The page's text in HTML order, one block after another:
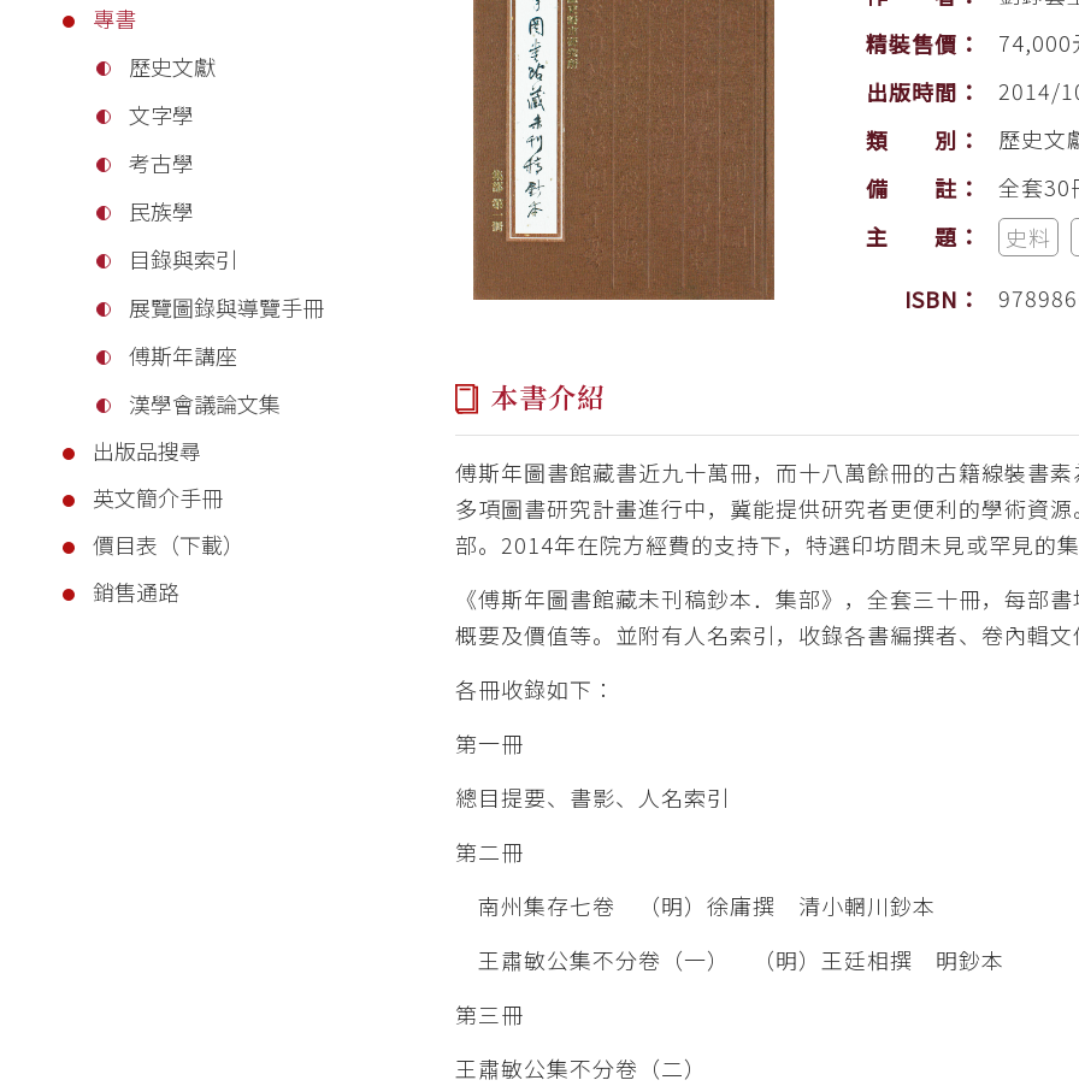
專書
歷史文獻
文字學
考古學
民族學
目錄與索引
展覽圖錄與導覽手冊
傅斯年講座
漢學會議論文集
出版品搜尋
英文簡介手冊
價目表（下載）
銷售通路
精裝售價：
74,000
出版時間：
2014/
類 別：
歷史文
備 註：
全套30
主 題：
史料
ISBN：
本書介紹
傅斯年圖書館藏書近九十萬冊，而十八萬餘冊的古籍線裝書
多項圖書研究計畫進行中，冀能提供研究者更便利的學術資
部。2014年在院方經費的支持下，特選印坊間未見或罕見的
《傅斯年圖書館藏未刊稿鈔本．集部》，全套三十冊，每部
概要及價值等。並附有人名索引，收錄各書編撰者、卷內輯
各冊收錄如下：
第一冊
總目提要、書影、人名索引
第二冊
南州集存七卷 （明）徐庸撰 清小輞川鈔本
王肅敏公集不分卷（一） （明）王廷相撰 明鈔本
第三冊
王肅敏公集不分卷（二）